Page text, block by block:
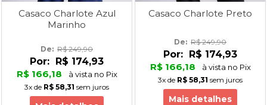
Casaco Charlote Azul
Marinho
De: R$ 249,90
Por: R$ 174,93
R$ 166,18
à vista no Pix
3x de R$ 58,31 sem juros
Casaco Charlote Preto
De: R$ 249,90
Por: R$ 174,93
R$ 166,18
à vista no Pix
3x de R$ 58,31 sem juros
Mais detalhes